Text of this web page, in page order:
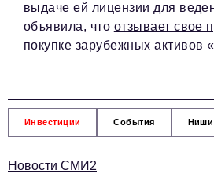
выдаче ей лицензии для
объявила, что отзывает свое
покупке зарубежных активов
Инвестиции События
Новости СМИ2